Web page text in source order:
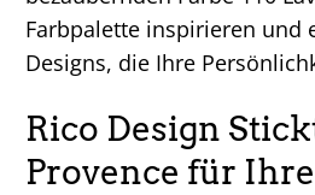
Farbpalette inspirieren und
Designs, die Ihre
Rico Design
Provence für